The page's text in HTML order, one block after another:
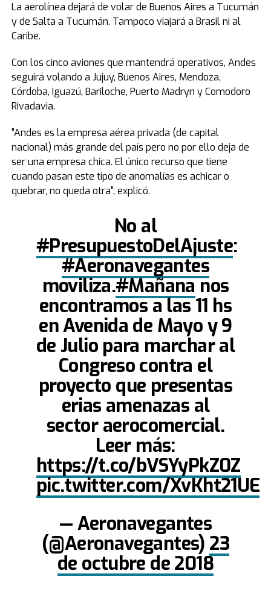
La aerolínea dejará de volar de Buenos Aires a Tucumán
y de Salta a Tucumán. Tampoco viajará a Brasil ni al
Caribe.
Con los cinco aviones que mantendrá operativos, Andes
seguirá volando a Jujuy, Buenos Aires, Mendoza,
Córdoba, Iguazú, Bariloche, Puerto Madryn y Comodoro
Rivadavia.
"Andes es la empresa aérea privada (de capital
nacional) más grande del país pero no por ello deja de
ser una empresa chica. El único recurso que tiene
cuando pasan este tipo de anomalías es achicar o
quebrar, no queda otra", explicó.
No al
#PresupuestoDelAjuste:
#Aeronavegantes
moviliza.#Mañananos
encontramos a las 11 hs
en Avenida de Mayo y 9
de Julio para marchar al
Congreso contra el
proyecto que presentas
erias amenazas al
sector aerocomercial.
Leer más:
https://t.co/bVSYyPkZ0Z
pic.twitter.com/XvKht21UEr
— Aeronavegantes
(@Aeronavegantes) 23
de octubre de 2018